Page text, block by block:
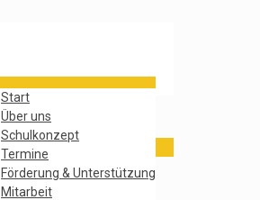
Start
Über uns
Schulkonzept
Termine
Förderung & Unterstützung
Mitarbeit